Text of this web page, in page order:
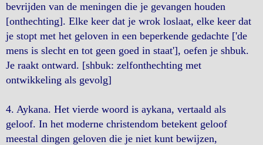
bevrijden van de meningen die je gevangen houden
[onthechting]. Elke keer dat je wrok loslaat, elke keer dat
je stopt met het geloven in een beperkende gedachte ['de
mens is slecht en tot geen goed in staat'], oefen je shbuk.
Je raakt ontward. [shbuk: zelfonthechting met
ontwikkeling als gevolg]
4. Aykana. Het vierde woord is aykana, vertaald als
geloof. In het moderne christendom betekent geloof
meestal dingen geloven die je niet kunt bewijzen,